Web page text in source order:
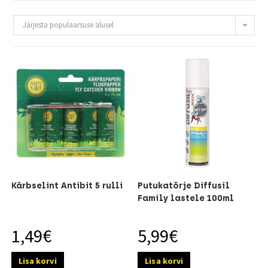
Järjesta populaarsuse alusel
Kärbselint Antibit 5 rulli
1,49€
Lisa korvi
Putukatõrje Diffusil
Family lastele 100ml
5,99€
Lisa korvi